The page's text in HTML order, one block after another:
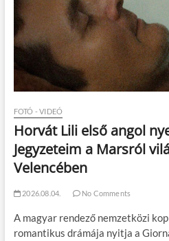
FOTÓ - VIDEÓ
Horvát Lili első angol
Jegyzeteim a Marsról
Velencében
2026.08.04. No Comments
A magyar rendező nemzetközi
romantikus drámája nyitja a